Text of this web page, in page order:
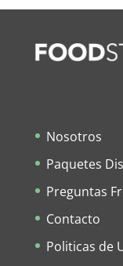
Nosotros
Paquetes
Preguntas
Contacto
Politicas de